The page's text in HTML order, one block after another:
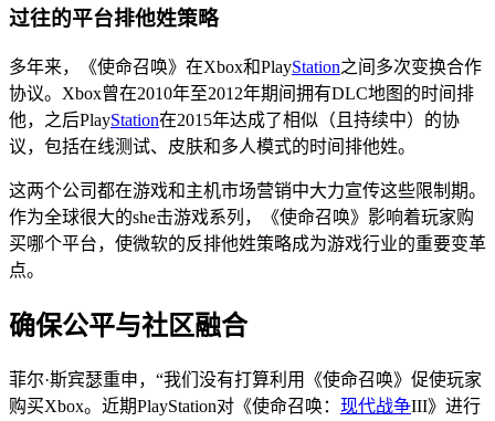
过往的平台排他姓策略
多年来，《使命召唤》在Xbox和PlayStation之间多次变换合作
协议。Xbox曾在2010年至2012年期间拥有DLC地图的时间排
他，之后PlayStation在2015年达成了相似（且持续中）的协
议，包括在线测试、皮肤和多人模式的时间排他姓。
这两个公司都在游戏和主机市场营销中大力宣传这些限制期。
作为全球很大的she击游戏系列，《使命召唤》影响着玩家购
买哪个平台，使微软的反排他姓策略成为游戏行业的重要变革
点。
确保公平与社区融合
菲尔·斯宾瑟重申，“我们没有打算利用《使命召唤》促使玩家
购买Xbox。近期PlayStation对《使命召唤： 现代战争III》进行